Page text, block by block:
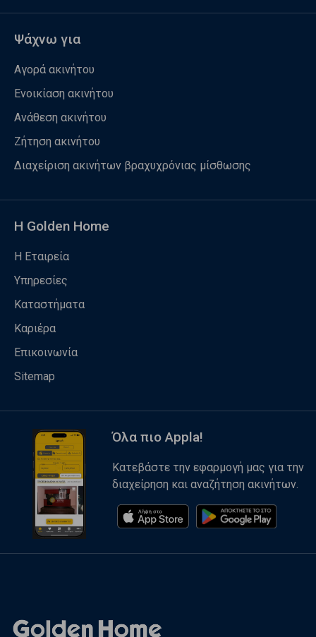
Ψάχνω για
Αγορά ακινήτου
Ενοικίαση ακινήτου
Ανάθεση ακινήτου
Ζήτηση ακινήτου
Διαχείριση ακινήτων βραχυχρόνιας μίσθωσης
Η Golden Home
Η Εταιρεία
Υπηρεσίες
Καταστήματα
Καριέρα
Επικοινωνία
Sitemap
Όλα πιο Appla!
Κατεβάστε την εφαρμογή μας για την
διαχείρηση και αναζήτηση ακινήτων.